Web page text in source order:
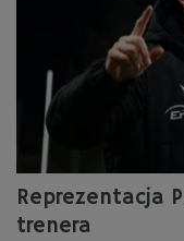
Reprezentacja
trenera